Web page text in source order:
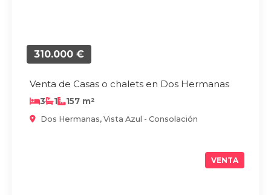
310.000 €
Venta de Casas o chalets en Dos Hermanas
3 1 157 m²
Dos Hermanas, Vista Azul - Consolación
VENTA